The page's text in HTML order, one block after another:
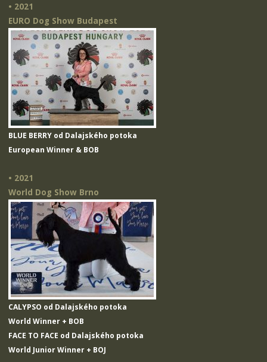
• 2021
EURO Dog Show Budapest
BLUE BERRY od Dalajského potoka
European Winner & BOB
• 2021
World Dog Show Brno
CALYPSO od Dalajského potoka
World Winner + BOB
FACE TO FACE od Dalajského potoka
World Junior Winner + BOJ